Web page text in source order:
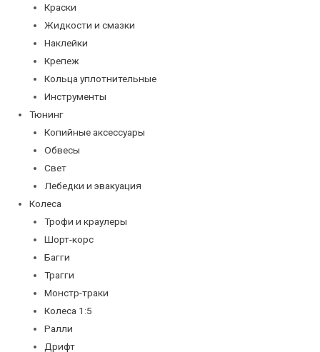
Краски
Жидкости и смазки
Наклейки
Крепеж
Кольца уплотнительные
Инструменты
Тюнинг
Копийные аксессуары
Обвесы
Свет
Лебедки и эвакуация
Колеса
Трофи и краулеры
Шорт-корс
Багги
Трагги
Монстр-траки
Колеса 1:5
Ралли
Дрифт